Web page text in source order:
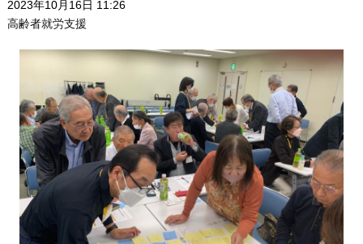
2023年10月16日 11:26
高齢者就労支援